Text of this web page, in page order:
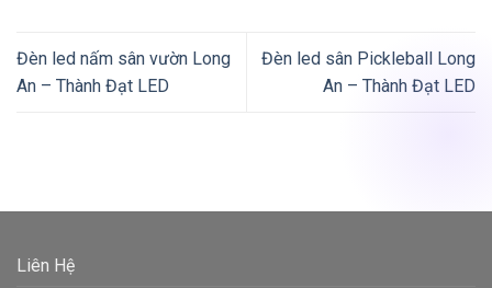
Đèn led nấm sân vườn Long
An – Thành Đạt LED
Đèn led sân Pickleball Long
An – Thành Đạt LED
Liên Hệ